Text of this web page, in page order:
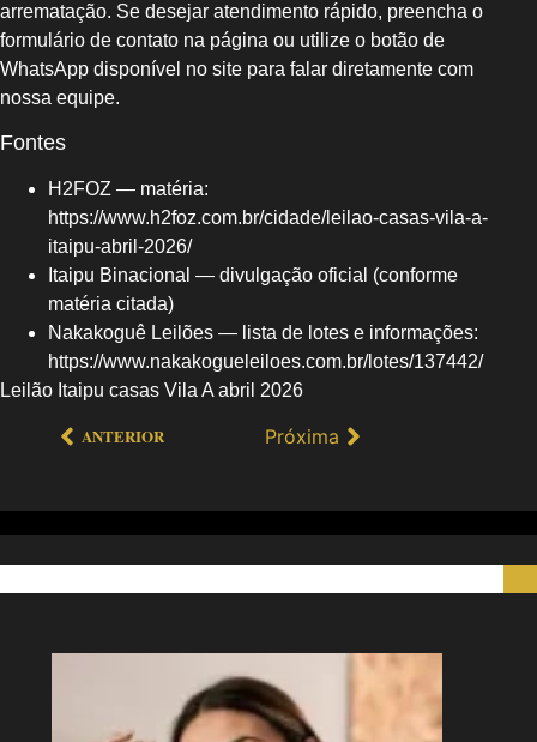
arrematação. Se desejar atendimento rápido, preencha o
formulário de contato na página ou utilize o botão de
WhatsApp disponível no site para falar diretamente com
nossa equipe.
Fontes
H2FOZ — matéria:
https://www.h2foz.com.br/cidade/leilao-casas-vila-a-
itaipu-abril-2026/
Itaipu Binacional — divulgação oficial (conforme
matéria citada)
Nakakoguê Leilões — lista de lotes e informações:
https://www.nakakogueleiloes.com.br/lotes/137442/
Leilão Itaipu casas Vila A abril 2026
ANTERIOR Próxima